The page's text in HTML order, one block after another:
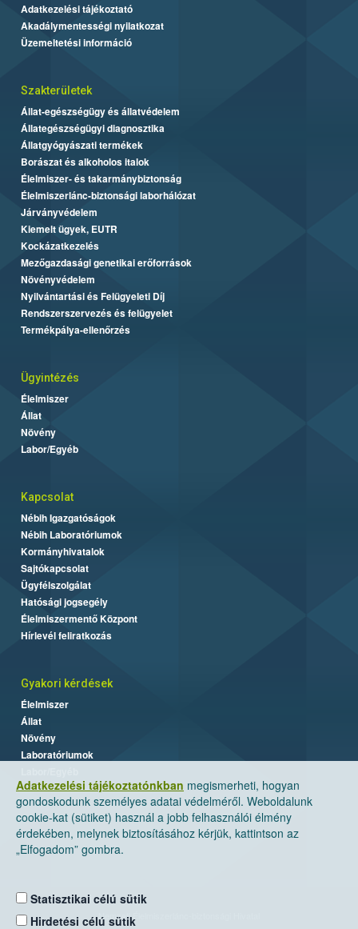
Adatkezelési tájékoztatónkban megismerheti, hogyan
gondoskodunk személyes adatai védelméről. Weboldalunk
cookie-kat (sütiket) használ a jobb felhasználói élmény
érdekében, melynek biztosításához kérjük, kattintson az
„Elfogadom” gombra.
Statisztikai célú sütik
Hirdetési célú sütik
Adatkezelési tájékoztató
Akadálymentességi nyilatkozat
Üzemeltetési információ
Szakterületek
Állat-egészségügy és állatvédelem
Állategészségügyi diagnosztika
Állatgyógyászati termékek
Borászat és alkoholos italok
Élelmiszer- és takarmánybiztonság
Élelmiszerlánc-biztonsági laborhálózat
Járványvédelem
Kiemelt ügyek, EUTR
Kockázatkezelés
Mezőgazdasági genetikai erőforrások
Növényvédelem
Nyilvántartási és Felügyeleti Díj
Rendszerszervezés és felügyelet
Termékpálya-ellenőrzés
Ügyintézés
Élelmiszer
Állat
Növény
Labor/Egyéb
Kapcsolat
Nébih Igazgatóságok
Nébih Laboratóriumok
Kormányhivatalok
Sajtókapcsolat
Ügyfélszolgálat
Hatósági jogsegély
Élelmiszermentő Központ
Hírlevél feliratkozás
Gyakori kérdések
Élelmiszer
Állat
Növény
Laboratóriumok
Nemzeti Élelmiszerlánc-biztonsági Hivatal